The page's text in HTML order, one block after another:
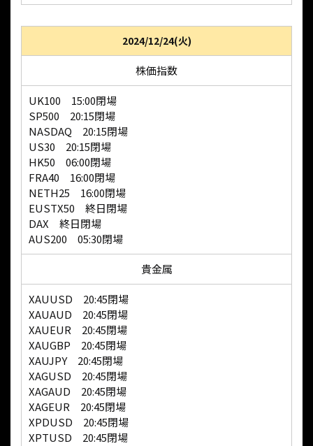
2024/12/24(火)
株価指数
UK100 15:00閉場
SP500 20:15閉場
NASDAQ 20:15閉場
US30 20:15閉場
HK50 06:00閉場
FRA40 16:00閉場
NETH25 16:00閉場
EUSTX50 終日閉場
DAX 終日閉場
AUS200 05:30閉場
貴金属
XAUUSD 20:45閉場
XAUAUD 20:45閉場
XAUEUR 20:45閉場
XAUGBP 20:45閉場
XAUJPY 20:45閉場
XAGUSD 20:45閉場
XAGAUD 20:45閉場
XAGEUR 20:45閉場
XPDUSD 20:45閉場
XPTUSD 20:45閉場